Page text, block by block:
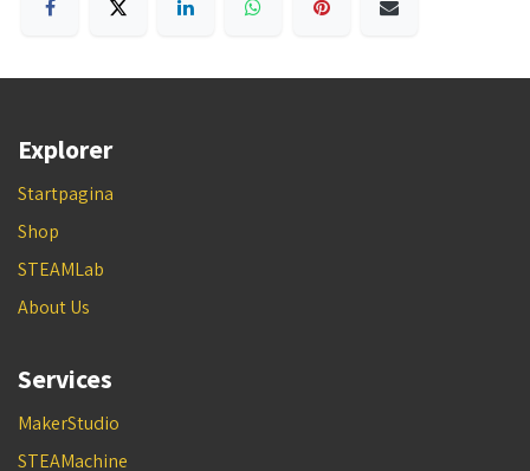
Explorer
Startpagina
Shop
STEAMLab
About Us
Services
MakerStudio
STEAMachine